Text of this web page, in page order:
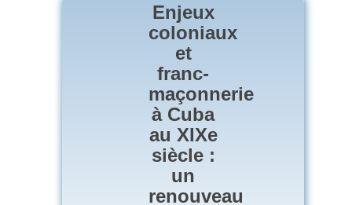
Enjeux
coloniaux
et
franc-
maçonnerie
à Cuba
au XIXe
siècle :
un
renouveau